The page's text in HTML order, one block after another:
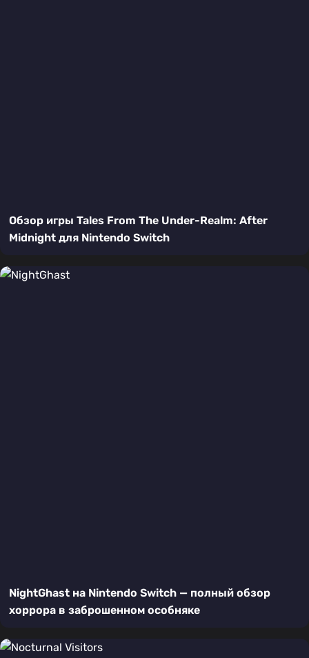
Обзор игры Tales From The Under-Realm: After
Midnight для Nintendo Switch
NightGhast на Nintendo Switch — полный обзор
хоррора в заброшенном особняке